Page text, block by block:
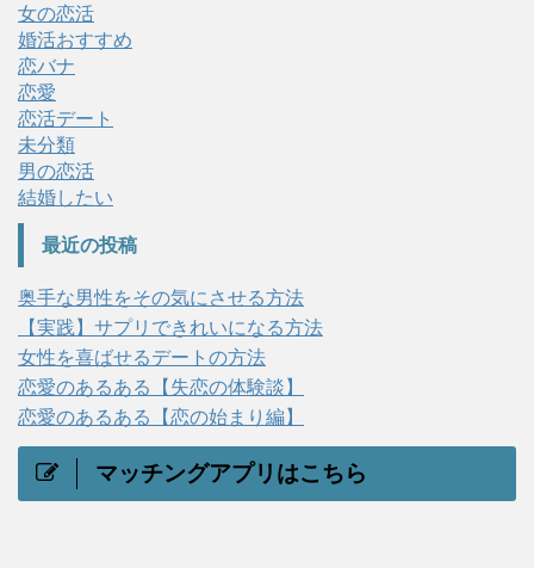
女の恋活
婚活おすすめ
恋バナ
恋愛
恋活デート
未分類
男の恋活
結婚したい
最近の投稿
奥手な男性をその気にさせる方法
【実践】サプリできれいになる方法
女性を喜ばせるデートの方法
恋愛のあるある【失恋の体験談】
恋愛のあるある【恋の始まり編】
マッチングアプリはこちら